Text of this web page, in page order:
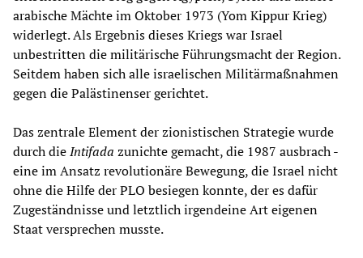
arabische Mächte im Oktober 1973 (Yom Kippur Krieg)
widerlegt. Als Ergebnis dieses Kriegs war Israel
unbestritten die militärische Führungsmacht der Region.
Seitdem haben sich alle israelischen Militärmaßnahmen
gegen die Palästinenser gerichtet.
Das zentrale Element der zionistischen Strategie wurde
durch dieIntifada zunichte gemacht, die 1987 ausbrach -
eine im Ansatz revolutionäre Bewegung, die Israel nicht
ohne die Hilfe der PLO besiegen konnte, der es dafür
Zugeständnisse und letztlich irgendeine Art eigenen
Staat versprechen musste.